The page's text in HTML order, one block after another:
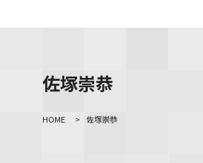
イベント
ＹＢＣオンデマンド
佐塚崇恭
HOME > 佐塚崇恭